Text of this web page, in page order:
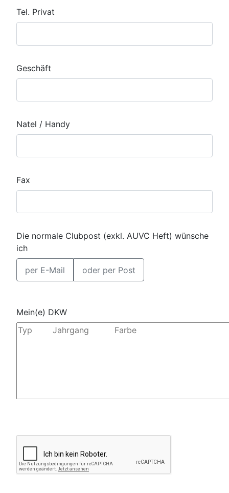
Tel. Privat
Geschäft
Natel / Handy
Fax
Die normale Clubpost (exkl. AUVC Heft) wünsche
ich
per E-Mail oder per Post
Mein(e) DKW